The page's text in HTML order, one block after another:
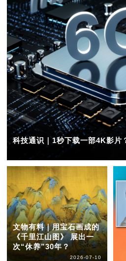
科技通识｜1秒下载一部4K影片
文物有料｜用宝石画成的
《千里江山图》 展出一
次“休养”30年？
2026-07-10